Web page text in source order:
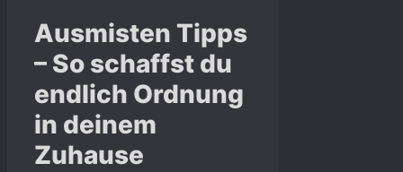
Ausmisten Tipps
– So schaffst du
endlich Ordnung
in deinem
Zuhause